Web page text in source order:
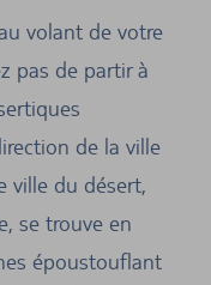
volant de votre
pas de partir à
de la ville
ville du désert,
se trouve en
époustouflant